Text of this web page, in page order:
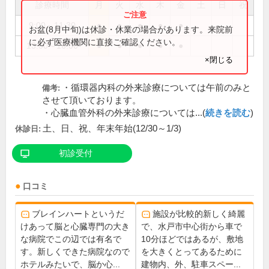
祝
9:00～11:30 ● ● ● ● ●
13:00～16:00 ● ● ● ●
お盆(8月中旬)は休診・休業の場合があります。来院前
に必ず医療機関に直接ご確認ください。
×閉じる
備考:
・循環器内科の外来診療については午前のみと
させて頂いております。
・心臓血管外科の外来診療については...(続きを読む)
休診日: 土、日、祝、年末年始(12/30～1/3)
初診受付
口コミ
ブレインハートというだ
けあって脳と心臓専門の大き
な病院でこの辺では有名で
す。新しくできた病院なので
ホテルみたいで、脳か心...
施設が比較的新しく綺麗
で、水戸市中心街から車で
10分ほどではあるが、敷地
を大きくとってあるために
建物内、外、駐車スペー...